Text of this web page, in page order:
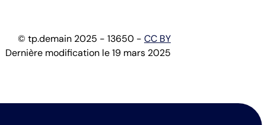
© tp.demain 2025 - 13650 - CC BY
Dernière modification le 19 mars 2025